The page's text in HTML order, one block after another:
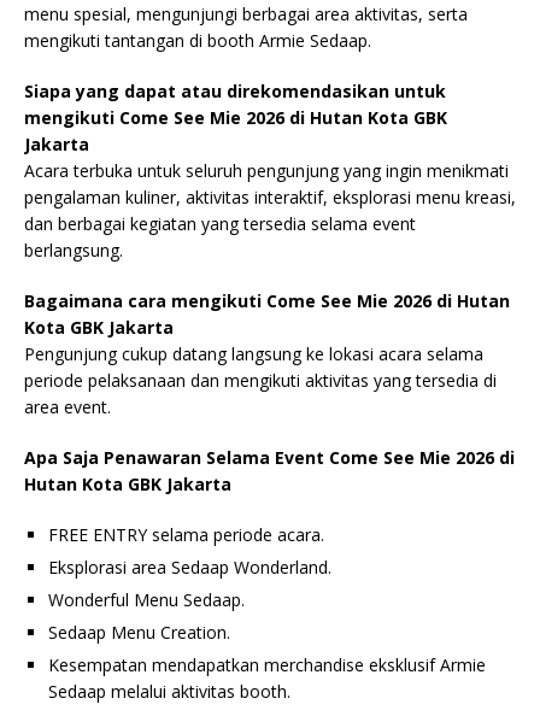
menu spesial, mengunjungi berbagai area aktivitas, serta
mengikuti tantangan di booth Armie Sedaap.
Siapa yang dapat atau direkomendasikan untuk
mengikuti Come See Mie 2026 di Hutan Kota GBK
Jakarta
Acara terbuka untuk seluruh pengunjung yang ingin menikmati
pengalaman kuliner, aktivitas interaktif, eksplorasi menu kreasi,
dan berbagai kegiatan yang tersedia selama event
berlangsung.
Bagaimana cara mengikuti Come See Mie 2026 di Hutan
Kota GBK Jakarta
Pengunjung cukup datang langsung ke lokasi acara selama
periode pelaksanaan dan mengikuti aktivitas yang tersedia di
area event.
Apa Saja Penawaran Selama Event Come See Mie 2026 di
Hutan Kota GBK Jakarta
FREE ENTRY selama periode acara.
Eksplorasi area Sedaap Wonderland.
Wonderful Menu Sedaap.
Sedaap Menu Creation.
Kesempatan mendapatkan merchandise eksklusif Armie
Sedaap melalui aktivitas booth.